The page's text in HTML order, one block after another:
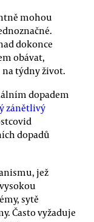
mohou
dokonce
obávat,
týdny život.
dopadem
zánětlivý
dopadů
jež
sytě
Často vyžaduje